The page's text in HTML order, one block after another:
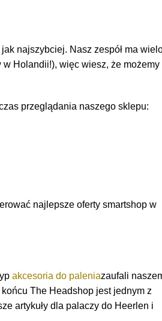
najszybciej. Nasz zespół ma
Holandii!), więc wiesz, że możemy
przeglądania naszego sklepu:
najlepsze oferty smartshop w
akcesoria do paleniazaufali
The Headshop jest jednym z
artykuły dla palaczy do Heerlen i